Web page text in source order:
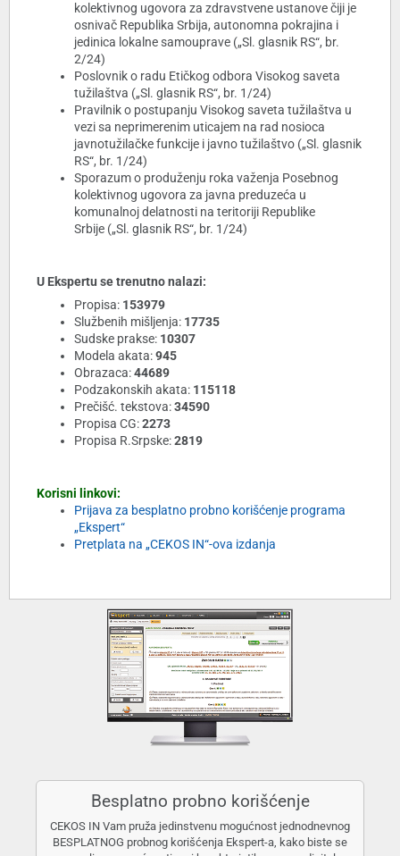
kolektivnog ugovora za zdravstvene ustanove čiji je
osnivač Republika Srbija, autonomna pokrajina i
jedinica lokalne samouprave („Sl. glasnik RS“, br.
2/24)
Poslovnik o radu Etičkog odbora Visokog saveta
tužilaštva („Sl. glasnik RS“, br. 1/24)
Pravilnik o postupanju Visokog saveta tužilaštva u
vezi sa neprimerenim uticajem na rad nosioca
javnotužilačke funkcije i javno tužilaštvo („Sl. glasnik
RS“, br. 1/24)
Sporazum o produženju roka važenja Posebnog
kolektivnog ugovora za javna preduzeća u
komunalnoj delatnosti na teritoriji Republike
Srbije („Sl. glasnik RS“, br. 1/24)
U Ekspertu se trenutno nalazi:
Propisa: 153979
Službenih mišljenja: 17735
Sudske prakse: 10307
Modela akata:945
Obrazaca:44689
Podzakonskih akata: 115118
Prečišć. tekstova:34590
Propisa CG:2273
Propisa R.Srpske:2819
Korisni linkovi:
Prijava za besplatno probno korišćenje programa
„Ekspert“
Pretplata na „CEKOS IN“-ova izdanja
Besplatno probno korišćenje
CEKOS IN Vam pruža jedinstvenu mogućnost jednodnevnog
BESPLATNOG probnog korišćenja Ekspert-a, kako biste se